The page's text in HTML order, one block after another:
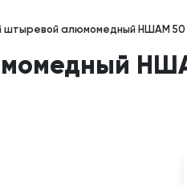
штыревой алюмомедный НШАМ 50